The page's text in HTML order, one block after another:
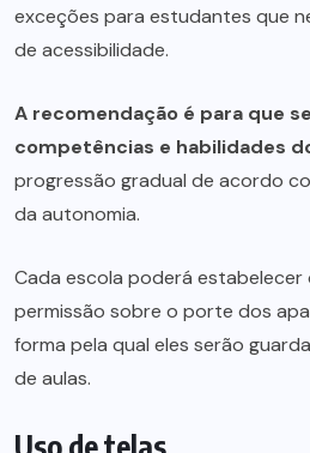
exceções para estudantes que
de acessibilidade.
A recomendação é para que
competências e habilidades
progressão gradual de acordo
da autonomia.
Cada escola poderá
permissão sobre o porte dos
forma pela qual eles serão
de aulas.